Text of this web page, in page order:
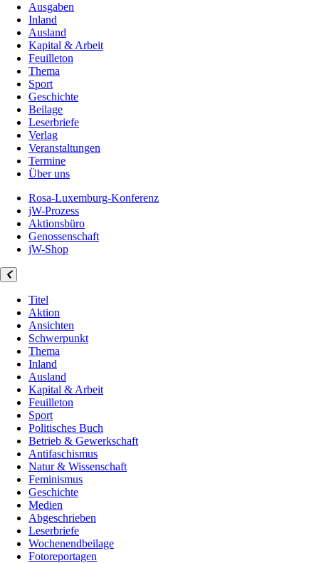
Ausgaben
Inland
Ausland
Kapital & Arbeit
Feuilleton
Thema
Sport
Geschichte
Beilage
Leserbriefe
Verlag
Veranstaltungen
Termine
Über uns
Rosa-Luxemburg-Konferenz
jW-Prozess
Aktionsbüro
Genossenschaft
jW-Shop
Titel
Aktion
Ansichten
Schwerpunkt
Thema
Inland
Ausland
Kapital & Arbeit
Feuilleton
Sport
Politisches Buch
Betrieb & Gewerkschaft
Antifaschismus
Natur & Wissenschaft
Feminismus
Geschichte
Medien
Abgeschrieben
Leserbriefe
Wochenendbeilage
Fotoreportagen